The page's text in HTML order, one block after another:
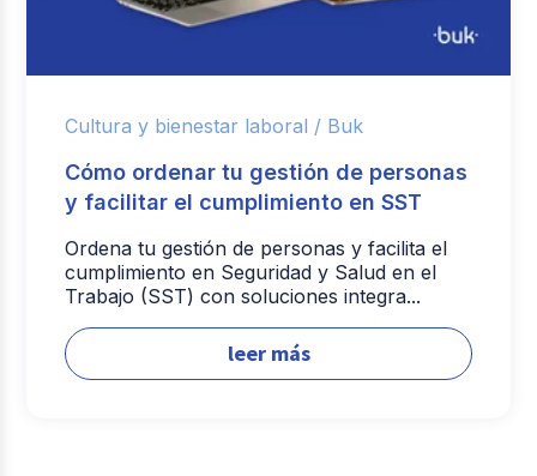
Cultura y bienestar laboral / Buk
Cómo ordenar tu gestión de personas
y facilitar el cumplimiento en SST
Ordena tu gestión de personas y facilita el
cumplimiento en Seguridad y Salud en el
Trabajo (SST) con soluciones integra...
leer más